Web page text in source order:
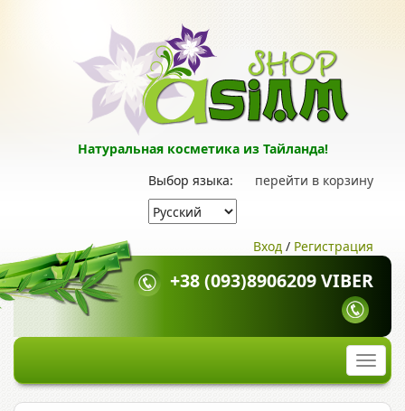
Натуральная косметика из Тайланда!
перейти в корзину
Выбор языка:
Вход / Регистрация
+38 (093)8906209 VIBER